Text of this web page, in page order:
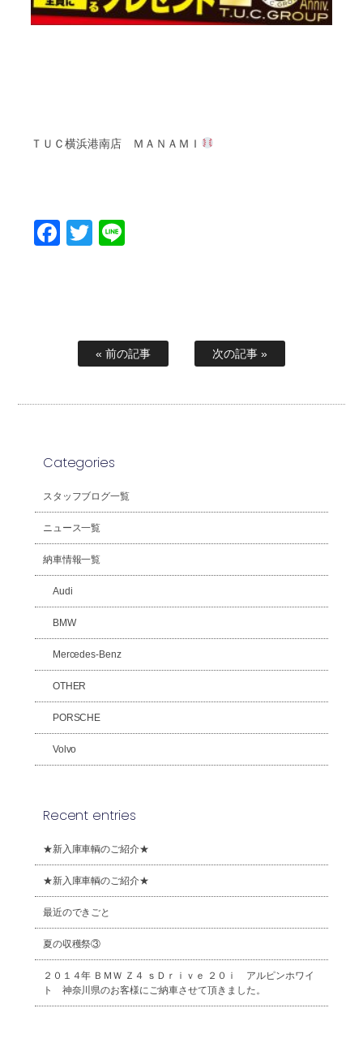
ＴＵＣ横浜港南店 ＭＡＮＡＭＩ
Facebook
Twitter
« 前の記事 次の記事 »
Categories
スタッフブログ一覧
ニュース一覧
納車情報一覧
Audi
BMW
Mercedes-Benz
OTHER
PORSCHE
Volvo
Recent entries
★新入庫車輌のご紹介★
★新入庫車輌のご紹介★
最近のできごと
夏の収穫祭③
２０１４年 ＢＭＷ Ｚ４ ｓＤｒｉｖｅ ２０ｉ アルピンホワイ
ト 神奈川県のお客様にご納車させて頂きました。